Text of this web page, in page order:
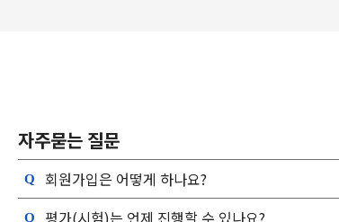
자주묻는 질문
회원가입은 어떻게 하나요?
평가(시험)는 언제 진행할 수 있나요?